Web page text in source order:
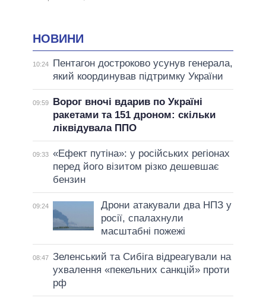
НОВИНИ
10:24
Пентагон достроково усунув генерала,
який координував підтримку України
09:59
Ворог вночі вдарив по Україні
ракетами та 151 дроном: скільки
ліквідувала ППО
09:33 «Ефект путіна»: у російських регіонах
перед його візитом різко дешевшає
бензин
09:24
Дрони атакували два НПЗ у
росії, спалахнули
масштабні пожежі
08:47 Зеленський та Сибіга відреагували на
ухвалення «пекельних санкцій» проти
рф